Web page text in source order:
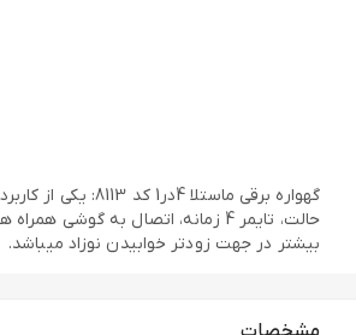
بیشتر در جهت زودتر خوابیدن نوزاد میباشد.